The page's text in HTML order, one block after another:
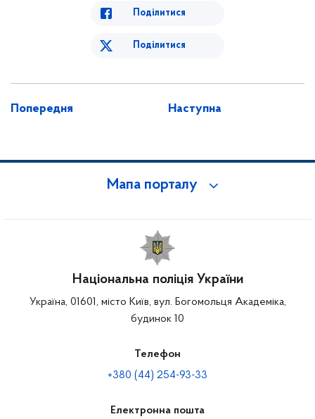
Поділитися
Поділитися
Попередня Наступна
Мапа порталу
Національна поліція України
Україна, 01601, місто Київ, вул. Богомольця Академіка,
будинок 10
Телефон
+380 (44) 254-93-33
Електронна пошта